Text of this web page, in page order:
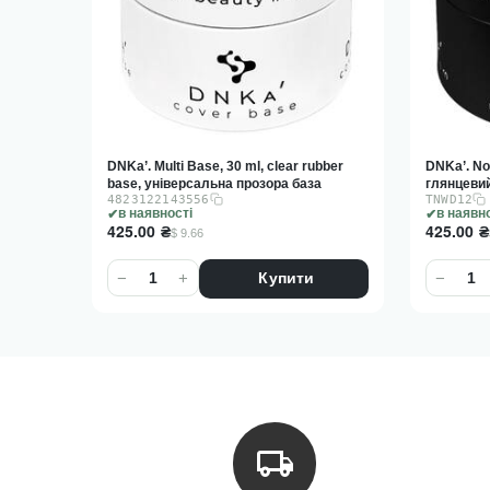
в наявності
DNKa’. No Wipe Top coat, 30 ml,
глянцевий топ без липкого шару
TNWD12
425.00 ₴$ 9.66
+
− Купити
в
DNKa’.
без
425.00 ₴
−